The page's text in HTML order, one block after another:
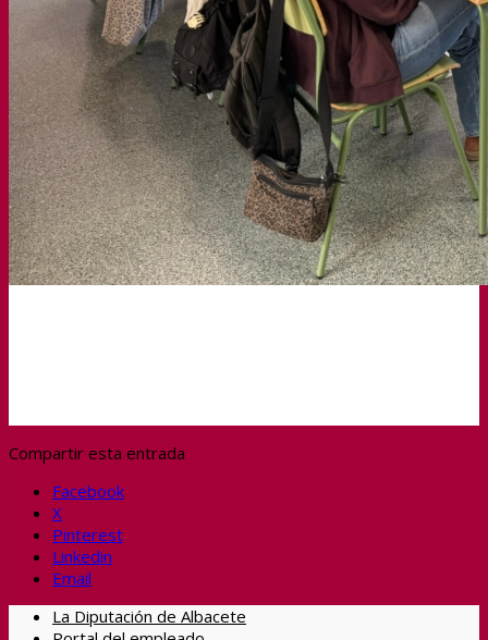
Compartir esta entrada
Facebook
X
Pinterest
Linkedin
Email
La Diputación de Albacete